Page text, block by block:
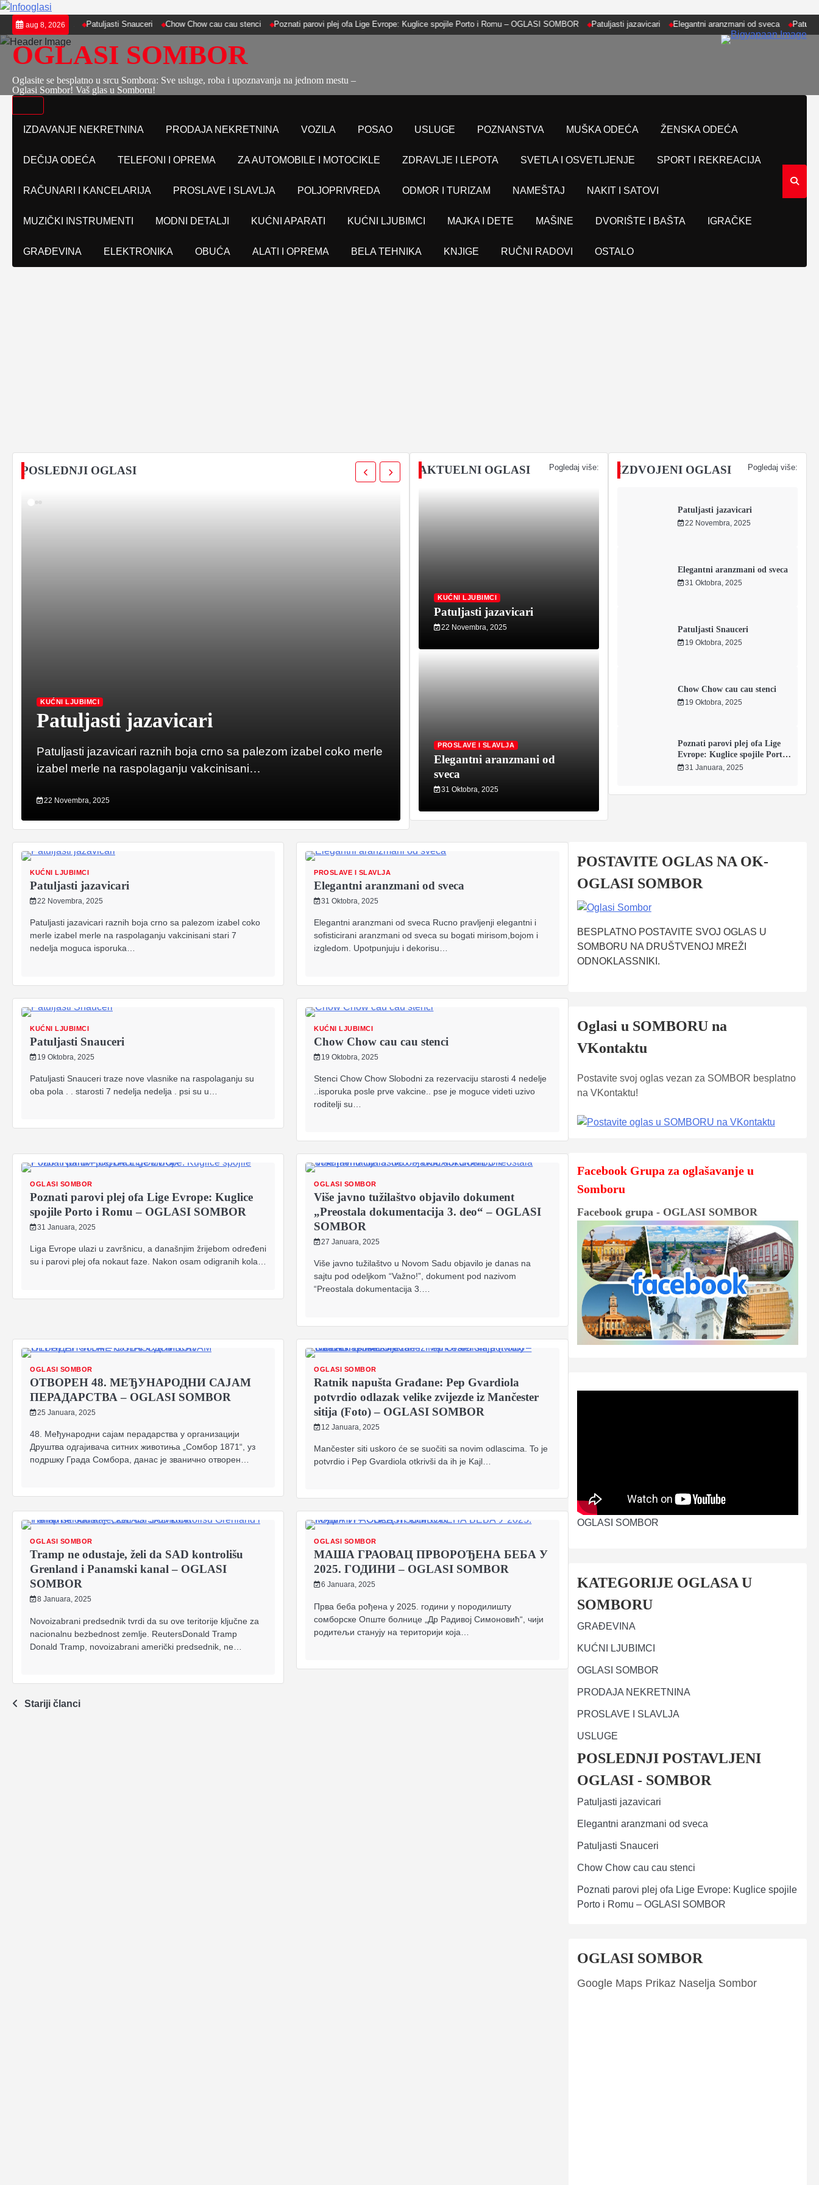
Skip
to
content
aug 8, 2026
od sveca Patuljasti Snauceri Chow Chow cau cau stenci Poznati parovi plej ofa Lige Evrope: Kuglice spojile Porto i Romu – OGLASI SOMBOR Patuljasti jazavicari Elegantni aranzmani od sveca Patuljasti
OGLASI SOMBOR
Oglasite se besplatno u srcu Sombora: Sve usluge, roba i upoznavanja na jednom mestu –
Oglasi Sombor! Vaš glas u Somboru!
IZDAVANJE NEKRETNINA PRODAJA NEKRETNINA VOZILA POSAO USLUGE POZNANSTVA MUŠKA ODEĆA ŽENSKA ODEĆA
DEČIJA ODEĆA TELEFONI I OPREMA ZA AUTOMOBILE I MOTOCIKLE ZDRAVLJE I LEPOTA SVETLA I OSVETLJENJE SPORT I REKREACIJA
RAČUNARI I KANCELARIJA PROSLAVE I SLAVLJA POLJOPRIVREDA ODMOR I TURIZAM NAMEŠTAJ NAKIT I SATOVI
MUZIČKI INSTRUMENTI MODNI DETALJI KUĆNI APARATI KUĆNI LJUBIMCI MAJKA I DETE MAŠINE DVORIŠTE I BAŠTA IGRAČKE
GRAĐEVINA ELEKTRONIKA OBUĆA ALATI I OPREMA BELA TEHNIKA KNJIGE RUČNI RADOVI OSTALO
POSLEDNJI OGLASI
KUĆNI LJUBIMCI
Patuljasti jazavicari
Patuljasti jazavicari raznih boja crno sa palezom izabel coko merle
izabel merle na raspolaganju vakcinisani…
22 Novembra, 2025
Elegantni aranzmani od sveca
Elegantni aranzmani od sveca Rucno pravljenji elegantni i
sofisticirani aranzmani od sveca su bogati mirisom,bojom…
AKTUELNI OGLASI Pogledaj više:
KUĆNI LJUBIMCI
Patuljasti jazavicari
22 Novembra, 2025
PROSLAVE I SLAVLJA
Elegantni aranzmani od
sveca
31 Oktobra, 2025
IZDVOJENI OGLASI Pogledaj više:
Patuljasti jazavicari
22 Novembra, 2025
Elegantni aranzmani od sveca
31 Oktobra, 2025
Patuljasti Snauceri
19 Oktobra, 2025
Chow Chow cau cau stenci
19 Oktobra, 2025
Poznati parovi plej ofa Lige
Evrope: Kuglice spojile Porto i
Romu – OGLASI SOMBOR
31 Januara, 2025
KUĆNI LJUBIMCI
Patuljasti jazavicari
22 Novembra, 2025
Patuljasti jazavicari raznih boja crno sa palezom izabel coko
merle izabel merle na raspolaganju vakcinisani stari 7
nedelja moguca isporuka…
PROSLAVE I SLAVLJA
Elegantni aranzmani od sveca
31 Oktobra, 2025
Elegantni aranzmani od sveca Rucno pravljenji elegantni i
sofisticirani aranzmani od sveca su bogati mirisom,bojom i
izgledom. Upotpunjuju i dekorisu…
KUĆNI LJUBIMCI
Patuljasti Snauceri
19 Oktobra, 2025
Patuljasti Snauceri traze nove vlasnike na raspolaganju su
oba pola . . starosti 7 nedelja nedelja . psi su u…
KUĆNI LJUBIMCI
Chow Chow cau cau stenci
19 Oktobra, 2025
Stenci Chow Chow Slobodni za rezervaciju starosti 4 nedelje
..isporuka posle prve vakcine.. pse je moguce videti uzivo
roditelji su…
OGLASI SOMBOR
Poznati parovi plej ofa Lige Evrope: Kuglice
spojile Porto i Romu – OGLASI SOMBOR
31 Januara, 2025
Liga Evrope ulazi u završnicu, a današnjim žrijebom određeni
su i parovi plej ofa nokaut faze. Nakon osam odigranih kola…
OGLASI SOMBOR
Više javno tužilaštvo objavilo dokument
„Preostala dokumentacija 3. deo“ – OGLASI
SOMBOR
27 Januara, 2025
Više javno tužilaštvo u Novom Sadu objavilo je danas na
sajtu pod odeljkom “Važno!”, dokument pod nazivom
“Preostala dokumentacija 3.…
OGLASI SOMBOR
ОТВОРЕН 48. МЕЂУНАРОДНИ САЈАМ
ПЕРАДАРСТВА – OGLASI SOMBOR
25 Januara, 2025
48. Међународни сајам перадарства у организацији
Друштва одгајивача ситних животиња „Сомбор 1871“, уз
подршку Града Сомбора, данас је званично отворен…
OGLASI SOMBOR
Ratnik napušta Građane: Pep Gvardiola
potvrdio odlazak velike zvijezde iz Mančester
sitija (Foto) – OGLASI SOMBOR
12 Januara, 2025
Mančester siti uskoro će se suočiti sa novim odlascima. To je
potvrdio i Pep Gvardiola otkrivši da ih je Kajl…
OGLASI SOMBOR
Tramp ne odustaje, želi da SAD kontrolišu
Grenland i Panamski kanal – OGLASI
SOMBOR
8 Januara, 2025
Novoizabrani predsednik tvrdi da su ove teritorije ključne za
nacionalnu bezbednost zemlje. ReutersDonald Tramp
Donald Tramp, novoizabrani američki predsednik, ne…
OGLASI SOMBOR
МАША ГРАОВАЦ ПРВОРОЂЕНА БЕБА У
2025. ГОДИНИ – OGLASI SOMBOR
6 Januara, 2025
Прва беба рођена у 2025. години у породилишту
сомборске Опште болнице „Др Радивој Симоновић“, чији
родитељи станују на територији која…
Navigacija
Stariji članci
POSTAVITE OGLAS NA OK-
OGLASI SOMBOR
BESPLATNO POSTAVITE SVOJ OGLAS U
SOMBORU NA DRUŠTVENOJ MREŽI
ODNOKLASSNIKI.
Oglasi u SOMBORU na
VKontaktu
Postavite svoj oglas vezan za SOMBOR besplatno
na VKontaktu!
Facebook Grupa za oglašavanje u
Somboru
Facebook grupa - OGLASI SOMBOR
OGLASI SOMBOR
KATEGORIJE OGLASA U
SOMBORU
GRAĐEVINA
KUĆNI LJUBIMCI
OGLASI SOMBOR
PRODAJA NEKRETNINA
PROSLAVE I SLAVLJA
USLUGE
POSLEDNJI POSTAVLJENI
OGLASI - SOMBOR
Patuljasti jazavicari
Elegantni aranzmani od sveca
Patuljasti Snauceri
Chow Chow cau cau stenci
Poznati parovi plej ofa Lige Evrope: Kuglice spojile
Porto i Romu – OGLASI SOMBOR
OGLASI SOMBOR
Google Maps Prikaz Naselja Sombor